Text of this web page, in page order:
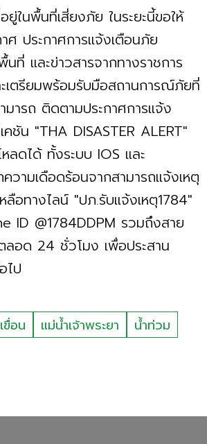
ยู่ในพื้นที่เสี่ยงภัย ในระยะนี้ขอให้
ประกาศการแจ้งเตือนภัย
ที่ และข่าวสารจากทางราชการ
เตรียมพร้อมรับมือสถานการณ์ภัยที่
มารถ ติดตามประกาศการแจ้ง
ชัน "THA DISASTER ALERT"
ลดได้ ทั้งระบบ IOS และ
วามเดือดร้อนจากสามารถแจ้งเหตุ
ลือทางไลน์ "ปภ.รับแจ้งเหตุ1784"
ID @1784DDPM รวมถึงสาย
อด 24 ชั่วโมง เพื่อประสาน
ไป
เขื่อน แม่น้ำเจ้าพระยา
น้ำท่วม